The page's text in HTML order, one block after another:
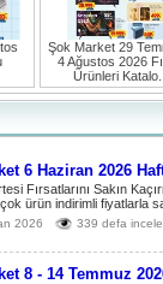
Şok Market 29
4 Ağustos 2026
Ürünleri Katalo...
6 Haziran 2026
Fırsatlarını Sakın
ürün indirimli fiyatlarla
2026 339 defa
8 - 14 Temmuz